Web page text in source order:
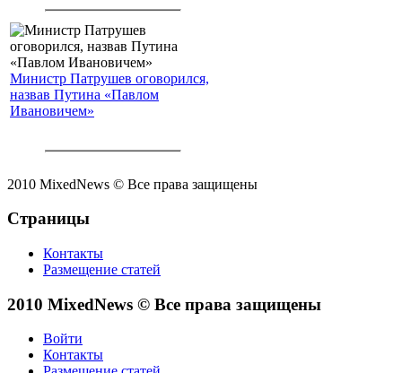
Министр Патрушев оговорился,
назвав Путина «Павлом
Ивановичем»
2010 MixedNews © Все права защищены
Страницы
Контакты
Размещение статей
2010 MixedNews © Все права защищены
Войти
Контакты